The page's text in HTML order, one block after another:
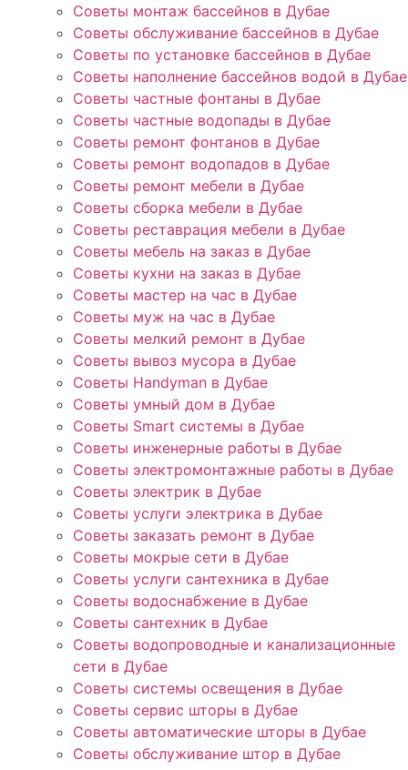
Советы монтаж бассейнов в Дубае
Советы обслуживание бассейнов в Дубае
Советы по установке бассейнов в Дубае
Советы наполнение бассейнов водой в Дубае
Советы частные фонтаны в Дубае
Советы частные водопады в Дубае
Советы ремонт фонтанов в Дубае
Советы ремонт водопадов в Дубае
Советы ремонт мебели в Дубае
Советы сборка мебели в Дубае
Советы реставрация мебели в Дубае
Советы мебель на заказ в Дубае
Советы кухни на заказ в Дубае
Советы мастер на час в Дубае
Советы муж на час в Дубае
Советы мелкий ремонт в Дубае
Советы вывоз мусора в Дубае
Советы Handyman в Дубае
Советы умный дом в Дубае
Советы Smart системы в Дубае
Советы инженерные работы в Дубае
Советы электромонтажные работы в Дубае
Советы электрик в Дубае
Советы услуги электрика в Дубае
Советы заказать ремонт в Дубае
Советы мокрые сети в Дубае
Советы услуги сантехника в Дубае
Советы водоснабжение в Дубае
Советы сантехник в Дубае
Советы водопроводные и канализационные
сети в Дубае
Советы системы освещения в Дубае
Советы сервис шторы в Дубае
Советы автоматические шторы в Дубае
Советы обслуживание штор в Дубае